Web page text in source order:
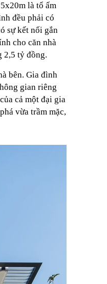
là tổ ấm
đều phải có
sự kết nối gắn
cho căn nhà
2,5 tỷ đồng.
bên. Gia đình
gian riêng
cả một đại gia
vừa trầm mặc,